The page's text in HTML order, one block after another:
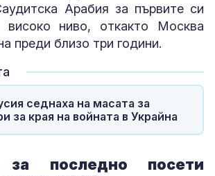
Арабия за първите си
високо ниво, откакто Москва
преди близо три години.
седнаха на масата за
за края на войната в Украйна
за последно посети